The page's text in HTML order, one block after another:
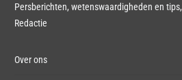
Persberichten, wetenswaardigheden en tips,
Redactie
Over ons